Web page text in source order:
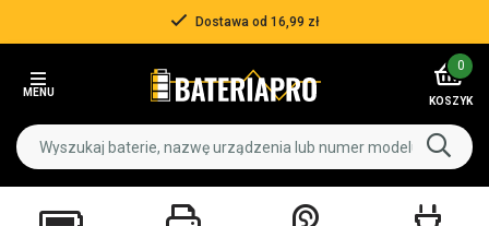
Ponad 500 000 klientów
MENU
0
KOSZYK